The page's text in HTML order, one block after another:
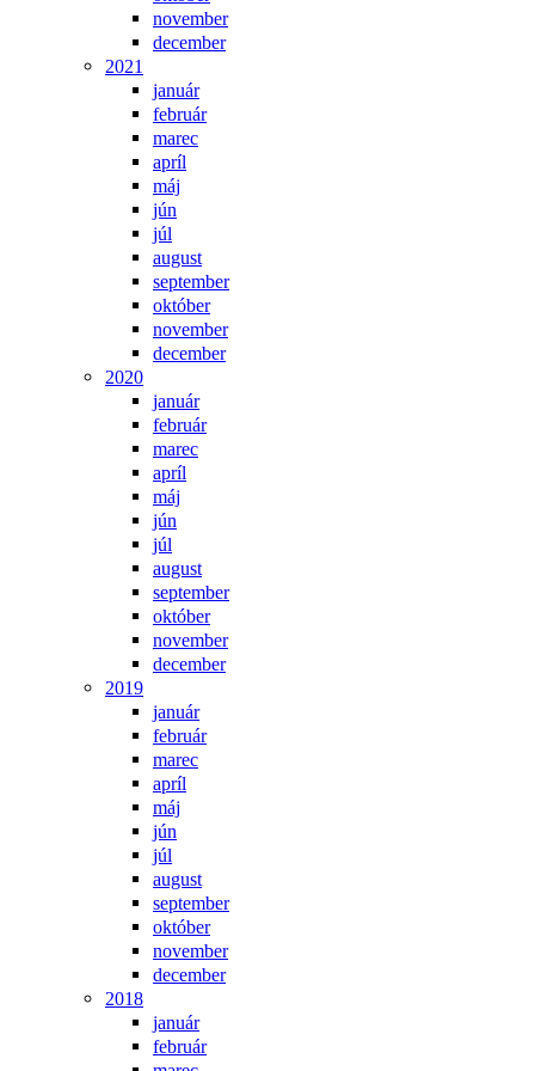
november
december
2021
január
február
marec
apríl
máj
jún
júl
august
september
október
november
december
2020
január
február
marec
apríl
máj
jún
júl
august
september
október
november
december
2019
január
február
marec
apríl
máj
jún
júl
august
september
október
november
december
2018
január
február